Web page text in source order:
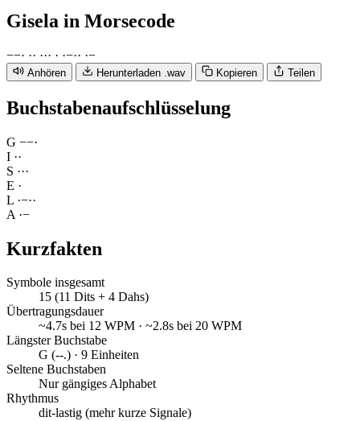
Gisela in Morsecode
−−· ·· ··· · ·−·· ·−
Anhören Herunterladen .wav Kopieren Teilen
Buchstabenaufschlüsselung
G −−·
I ··
S ···
E ·
L ·−··
A ·−
Kurzfakten
Symbole insgesamt
15 (11 Dits + 4 Dahs)
Übertragungsdauer
~4.7s bei 12 WPM · ~2.8s bei 20 WPM
Längster Buchstabe
G (--.) · 9 Einheiten
Seltene Buchstaben
Nur gängiges Alphabet
Rhythmus
dit-lastig (mehr kurze Signale)